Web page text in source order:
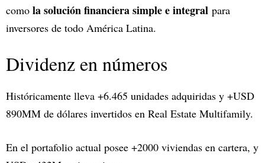
como la solución financiera simple e integral para
inversores de todo América Latina.
Dividenz en números
Históricamente lleva +6.465 unidades adquiridas y +USD
890MM de dólares invertidos en Real Estate Multifamily.
En el portafolio actual posee +2000 viviendas en cartera, y